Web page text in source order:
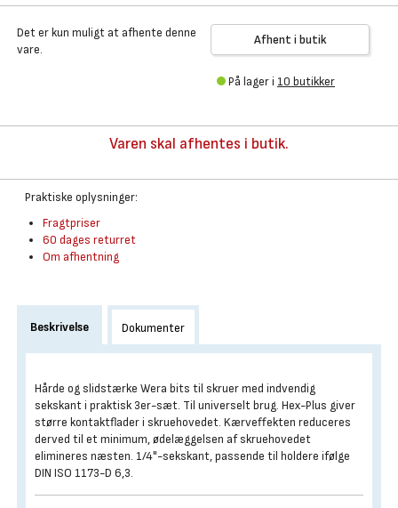
Det er kun muligt at afhente denne
vare.
Afhent i butik
På lager i 10 butikker
Varen skal afhentes i butik.
Praktiske oplysninger:
Fragtpriser
60 dages returret
Om afhentning
Beskrivelse Dokumenter
Hårde og slidstærke Wera bits til skruer med indvendig
sekskant i praktisk 3er-sæt. Til universelt brug. Hex-Plus giver
større kontaktflader i skruehovedet. Kærveffekten reduceres
derved til et minimum, ødelæggelsen af skruehovedet
elimineres næsten. 1/4"-sekskant, passende til holdere ifølge
DIN ISO 1173-D 6,3.